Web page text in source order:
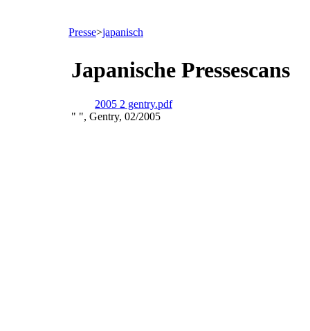
Presse>japanisch
Japanische Pressescans
2005 2 gentry.pdf
" ", Gentry, 02/2005